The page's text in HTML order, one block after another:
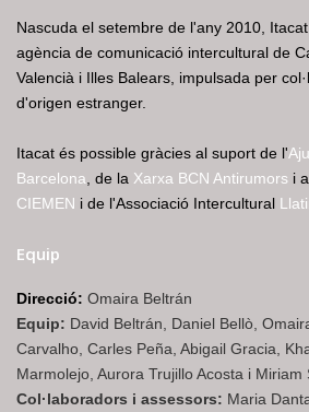
Nascuda el setembre de l'any 2010,
agència de comunicació intercultural de
Valencià i Illes Balears, impulsada per
d'origen estranger.
Itacat és possible gràcies al suport de l'
Barcelona , de la Xarxa BCN Antirumors i
CIEMEN i de l'Associació Intercultural
Equip
Direcció: Omaira Beltrán
Equip: David Beltrán, Daniel Bellò,
Carvalho, Carles Peña, Abigail Gracia,
Marmolejo, Aurora Trujillo Acosta i Miriam
Col·laboradors i assessors: Maria